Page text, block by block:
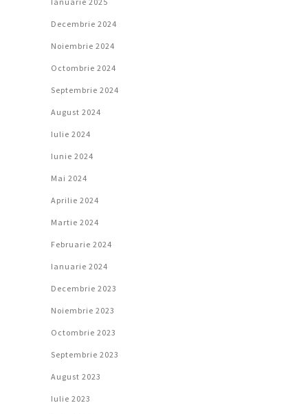
Decembrie 2024
Noiembrie 2024
Octombrie 2024
Septembrie 2024
August 2024
Iulie 2024
Iunie 2024
Mai 2024
Aprilie 2024
Martie 2024
Februarie 2024
Ianuarie 2024
Decembrie 2023
Noiembrie 2023
Octombrie 2023
Septembrie 2023
August 2023
Iulie 2023